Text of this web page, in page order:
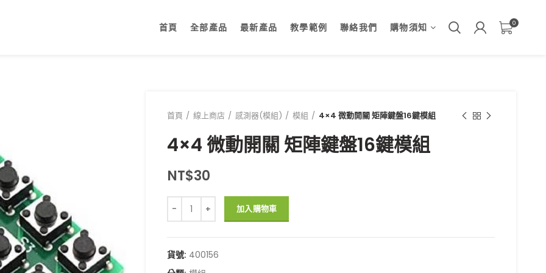
首頁 全部產品 最新產品 教學範例 聯絡我們 購物須知 0
首頁 線上商店 感測器(模組) 模組 4×4 微動開關 矩陣鍵盤16鍵模組
4×4 微動開關 矩陣鍵盤16鍵模組
NT$30
4x4 微動開關 矩陣鍵盤16鍵模組 數量
加入購物車
貨號: 400156